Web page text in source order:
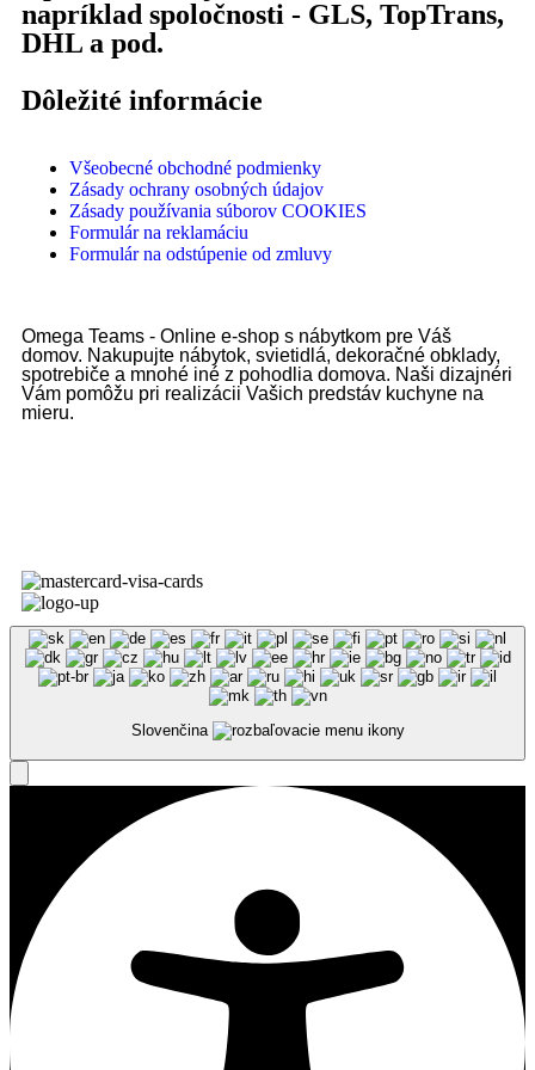
napríklad spoločnosti - GLS, TopTrans,
DHL a pod.
Dôležité informácie
Všeobecné obchodné podmienky
Zásady ochrany osobných údajov
Zásady používania súborov COOKIES
Formulár na reklamáciu
Formulár na odstúpenie od zmluvy
Omega Teams - Online e-shop s nábytkom pre Váš
domov. Nakupujte nábytok, svietidlá, dekoračné obklady,
spotrebiče a mnohé iné z pohodlia domova. Naši dizajnéri
Vám pomôžu pri realizácii Vašich predstáv kuchyne na
mieru.
Slovenčina